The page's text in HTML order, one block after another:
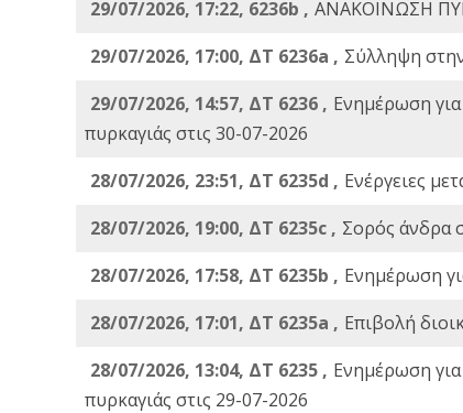
29/07/2026, 17:22, 6236b , ΑΝΑΚΟΙΝΩΣΗ
29/07/2026, 17:00, ΔΤ 6236a , Σύλληψη
29/07/2026, 14:57, ΔΤ 6236 , Ενημέρωση
πυρκαγιάς στις 30-07-2026
28/07/2026, 23:51, ΔΤ 6235d , Ενέργειες
28/07/2026, 19:00, ΔΤ 6235c , Σορός άνδρα
28/07/2026, 17:58, ΔΤ 6235b , Ενημέρωση
28/07/2026, 17:01, ΔΤ 6235a , Eπιβολή
28/07/2026, 13:04, ΔΤ 6235 , Ενημέρωση
πυρκαγιάς στις 29-07-2026